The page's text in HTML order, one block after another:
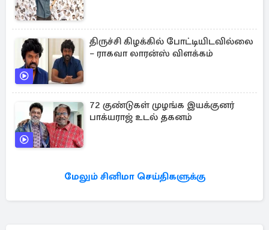
திருச்சி கிழக்கில் போட்டியிடவில்லை
– ராகவா லாரன்ஸ் விளக்கம்
72 குண்டுகள் முழங்க இயக்குனர்
பாக்யராஜ் உடல் தகனம்
மேலும் சினிமா செய்திகளுக்கு